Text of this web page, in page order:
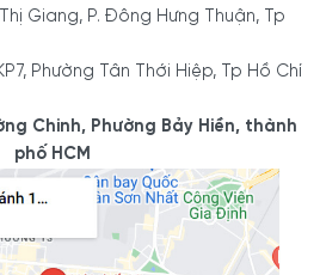
Giang, P. Đông Hưng Thuận, Tp
Phường Tân Thới Hiệp, Tp Hồ Chí
Chinh, Phường Bảy Hiền, thành
phố HCM